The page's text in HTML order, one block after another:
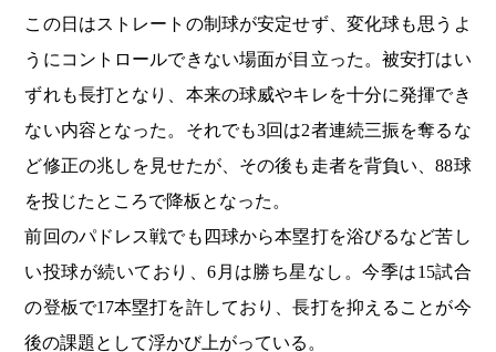
この日はストレートの制球が安定せず、変化球も思うよ
うにコントロールできない場面が目立った。被安打はい
ずれも長打となり、本来の球威やキレを十分に発揮でき
ない内容となった。それでも3回は2者連続三振を奪るな
ど修正の兆しを見せたが、その後も走者を背負い、88球
を投じたところで降板となった。
前回のパドレス戦でも四球から本塁打を浴びるなど苦し
い投球が続いており、6月は勝ち星なし。今季は15試合
の登板で17本塁打を許しており、長打を抑えることが今
後の課題として浮かび上がっている。